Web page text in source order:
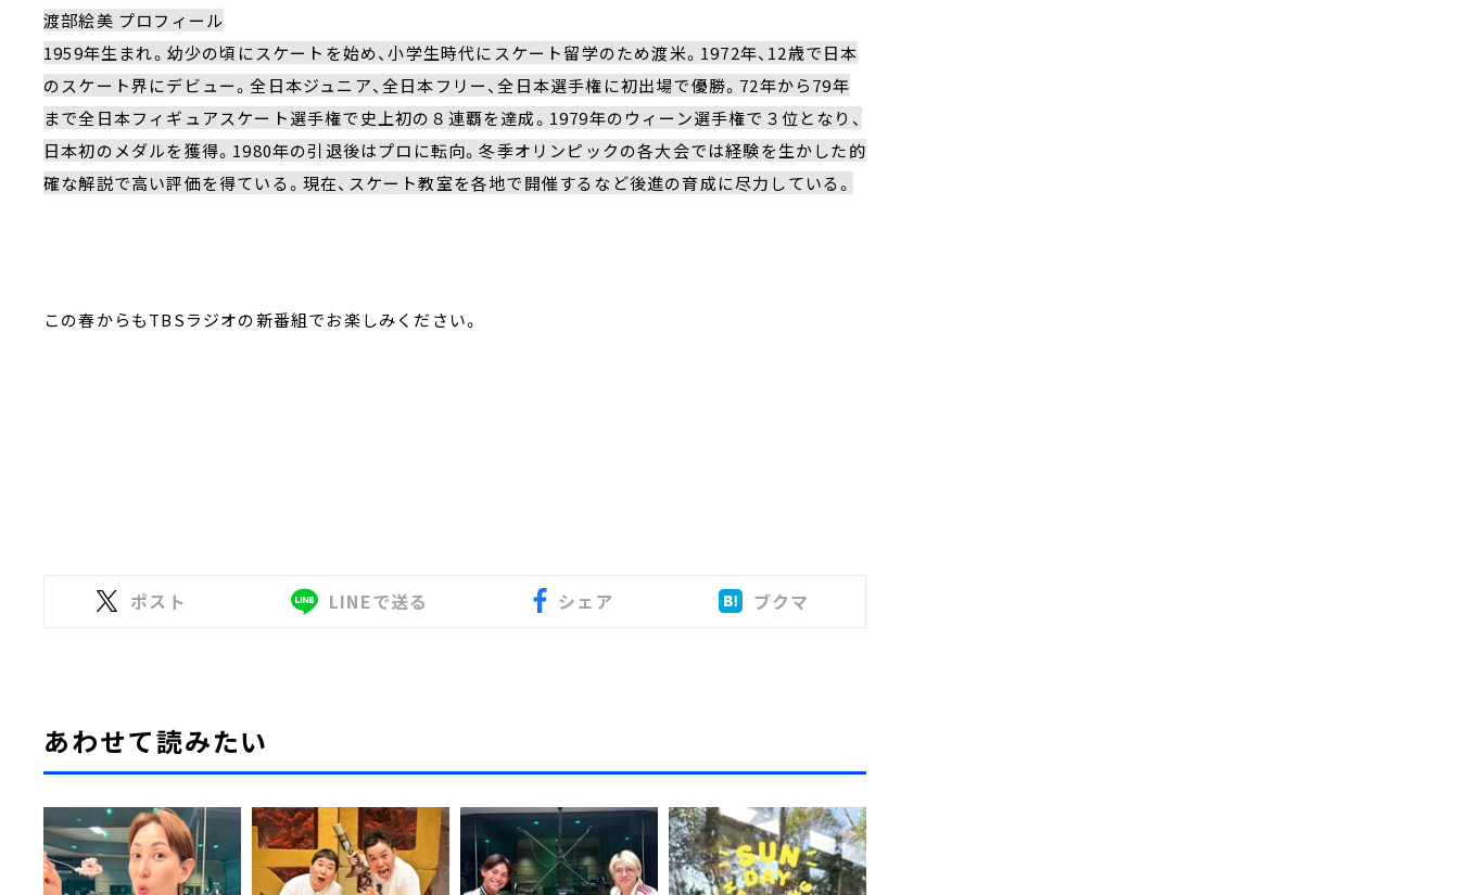
渡部絵美 プロフィール
1959年生まれ。幼少の頃にスケートを始め、小学生時代にスケート留学のため渡米。1972年、12歳で日本
のスケート界にデビュー。全日本ジュニア、全日本フリー、全日本選手権に初出場で優勝。72年から79年
まで全日本フィギュアスケート選手権で史上初の８連覇を達成。1979年のウィーン選手権で３位となり、
日本初のメダルを獲得。1980年の引退後はプロに転向。冬季オリンピックの各大会では経験を生かした的
確な解説で高い評価を得ている。現在、スケート教室を各地で開催するなど後進の育成に尽力している。
この春からもTBSラジオの新番組でお楽しみください。
ポスト LINEで送る シェア ブクマ
あわせて読みたい